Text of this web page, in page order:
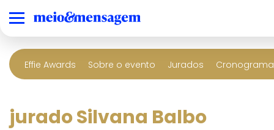
Effie Awards Sobre o evento Jurados
jurado Silvana Balbo